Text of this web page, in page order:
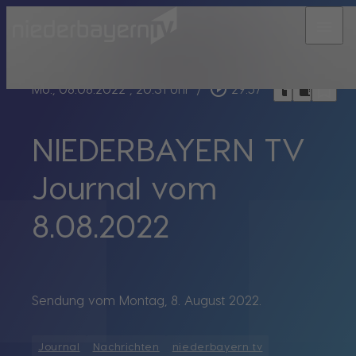
Mo., 08.08.2022, 20:31 Uhr / play_circle_outline 29:57 headphones chrome_reader_mode
NIEDERBAYERN TV
Journal vom
8.08.2022
Sendung vom Montag, 8. August 2022.
Journal Nachrichten niederbayern tv